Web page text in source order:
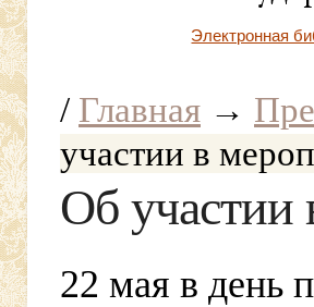
Электронная
/ Главная →
участии в
Об участии
22 мая в день